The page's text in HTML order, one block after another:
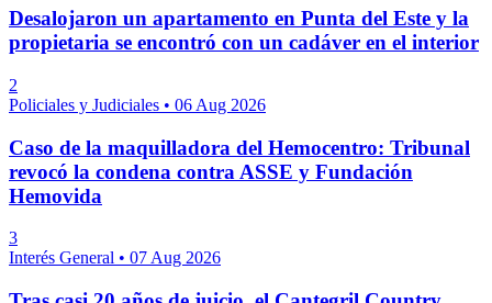
Desalojaron un apartamento en Punta del Este y la
propietaria se encontró con un cadáver en el interior
2
Policiales y Judiciales • 06 Aug 2026
Caso de la maquilladora del Hemocentro: Tribunal
revocó la condena contra ASSE y Fundación
Hemovida
3
Interés General • 07 Aug 2026